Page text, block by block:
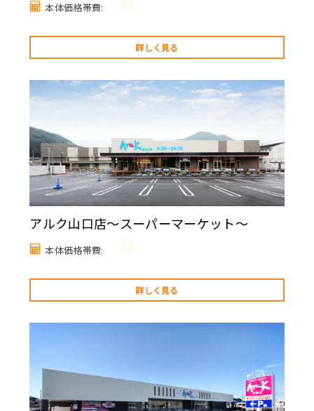
本体価格帯費:
詳しく見る
アルク山口店～スーパーマーケット～
本体価格帯費:
詳しく見る